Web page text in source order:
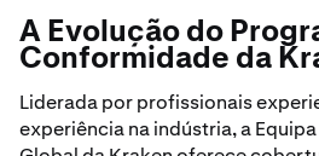
A Evolução do
Conformidade da
Liderada por profissionais
experiência na indústria, a